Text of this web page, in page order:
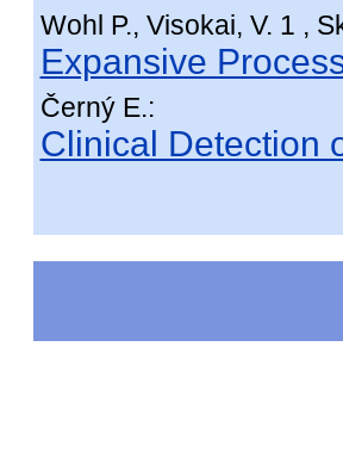
Wohl P., Visokai, V. 1 ,
Expansive
Černý E.:
Clinical Detection